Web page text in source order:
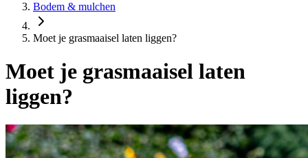
Bodem & mulchen
Moet je grasmaaisel laten liggen?
Moet je grasmaaisel laten
liggen?